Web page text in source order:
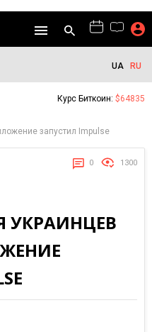
UA RU
Курс Биткоин: $64835
запустил Impulse
0 1300
УКРАИНЦЕВ